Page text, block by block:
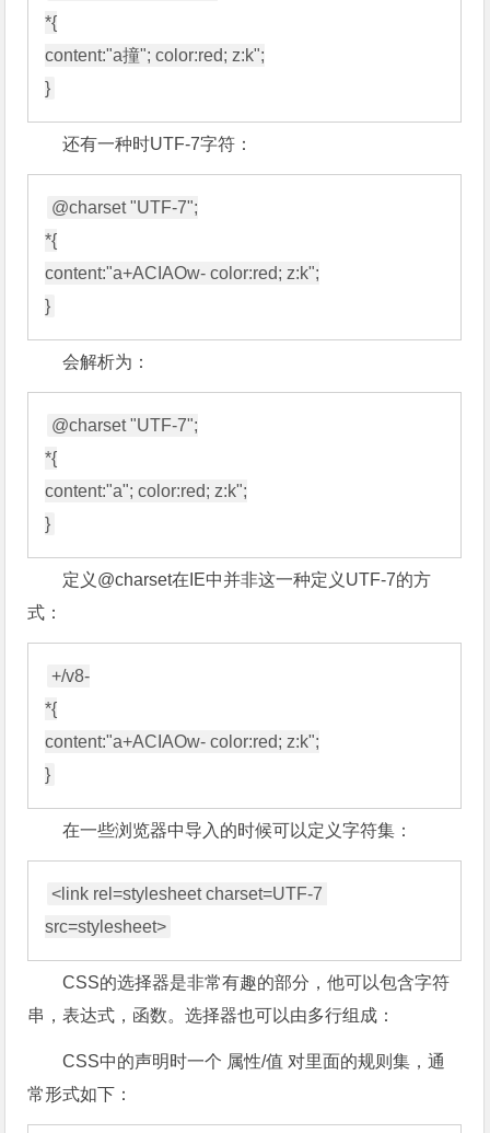
*{
content:"a撞"; color:red; z:k";
还有一种时UTF-7字符：
@charset "UTF-7";
*{
content:"a+ACIAOw- color:red; z:k";
会解析为：
@charset "UTF-7";
*{
content:"a"; color:red; z:k";
定义@charset在IE中并非这一种定义UTF-7的方
式：
+/v8-
*{
content:"a+ACIAOw- color:red; z:k";
在一些浏览器中导入的时候可以定义字符集：
<link rel=stylesheet charset=UTF-7
CSS的选择器是非常有趣的部分，他可以包含字符
串，表达式，函数。选择器也可以由多行组成：
CSS中的声明时一个 属性/值 对里面的规则集，通
常形式如下：